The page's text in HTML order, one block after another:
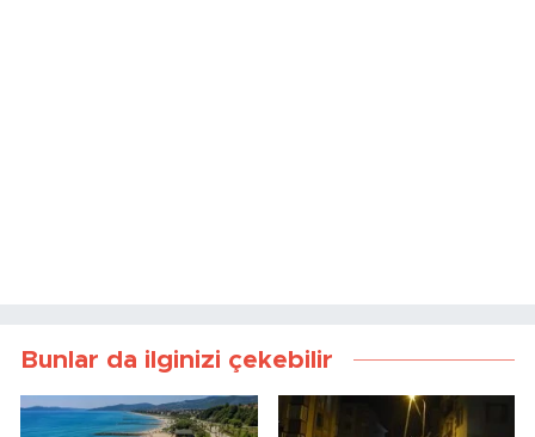
Bunlar da ilginizi çekebilir